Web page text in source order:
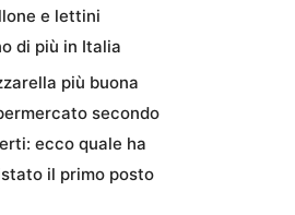
e lettini
di più in Italia
più buona
secondo
ecco quale ha
il primo posto